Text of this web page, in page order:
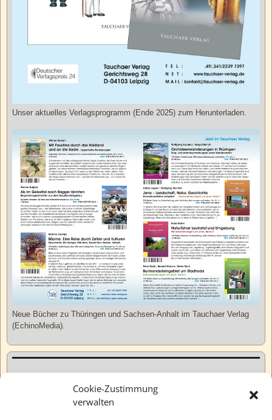
Cookie-Zustimmung
verwalten
Unser aktuelles Verlagsprogramm (Ende 2025) zum Herunterladen.
Neue Bücher zu Thüringen und Sachsen-Anhalt im Tauchaer Verlag
(EchinoMedia).